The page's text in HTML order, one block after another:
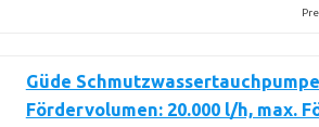
Güde Schmutzwassertauchpumpe
Fördervolumen: 20.000 l/h, max.